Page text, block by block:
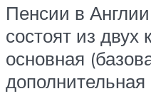
Пенсии в
состоят из двух
основная
дополнительная